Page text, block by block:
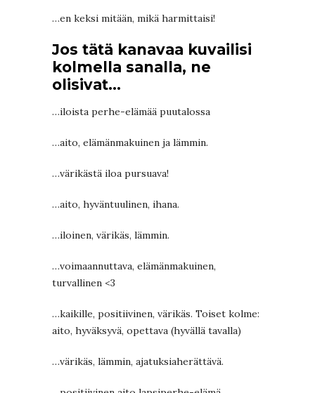
…en keksi mitään, mikä harmittaisi!
Jos tätä kanavaa kuvailisi
kolmella sanalla, ne
olisivat…
…iloista perhe-elämää puutalossa
…aito, elämänmakuinen ja lämmin.
…värikästä iloa pursuava!
…aito, hyväntuulinen, ihana.
…iloinen, värikäs, lämmin.
…voimaannuttava, elämänmakuinen,
turvallinen <3
…kaikille, positiivinen, värikäs. Toiset kolme:
aito, hyväksyvä, opettava (hyvällä tavalla)
…värikäs, lämmin, ajatuksiaherättävä.